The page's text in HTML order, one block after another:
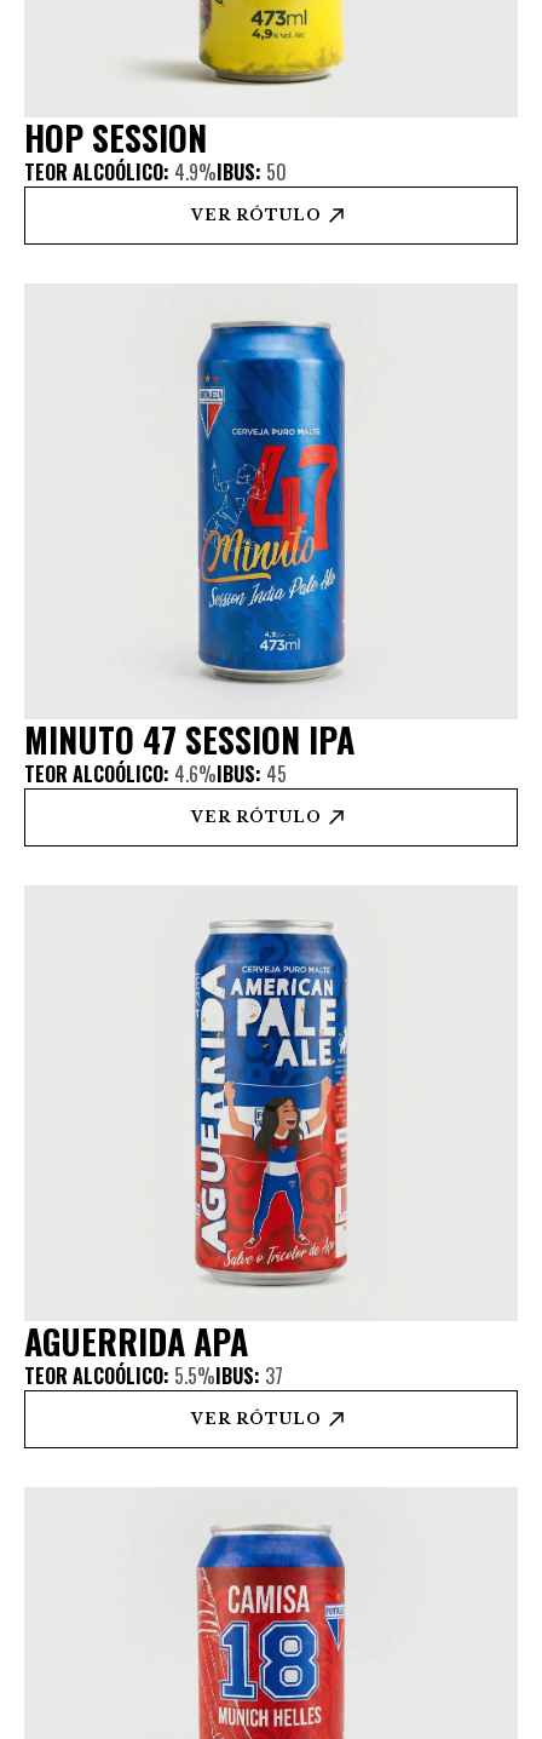
HOP SESSION
TEOR ALCOÓLICO: 4.9%IBUS: 50
VER RÓTULO
MINUTO 47 SESSION IPA
TEOR ALCOÓLICO: 4.6%IBUS: 45
VER RÓTULO
AGUERRIDA APA
TEOR ALCOÓLICO: 5.5%IBUS: 37
VER RÓTULO